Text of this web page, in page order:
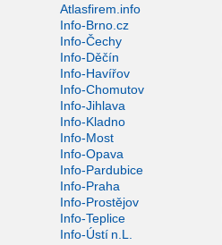
Atlasfirem.info
Info-Brno.cz
Info-Čechy
Info-Děčín
Info-Havířov
Info-Chomutov
Info-Jihlava
Info-Kladno
Info-Most
Info-Opava
Info-Pardubice
Info-Praha
Info-Prostějov
Info-Teplice
Info-Ústí n.L.